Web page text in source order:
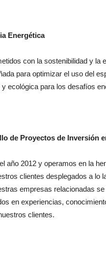
Energética
con la sostenibilidad y la
para optimizar el uso del
ecológica para los desafíos
de Proyectos de Inversión
año 2012 y operamos en la
clientes desplegados a lo
empresas relacionadas
en experiencias,
clientes.